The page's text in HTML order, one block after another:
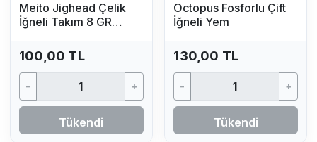
Meito Jighead Çelik
İğneli Takım 8 GR
100,00 TL
- +
Tükendi
Octopus Fosforlu Çift
İğneli Yem
130,00 TL
- +
Tükendi